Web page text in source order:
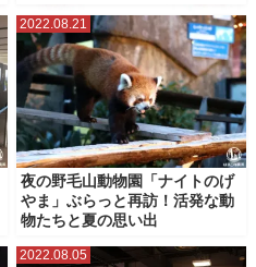
2022.08.21
夜の野毛山動物園「ナイトのげ
やま」ぶらっと再訪！活発な動
物たちと夏の思い出
2022.08.05